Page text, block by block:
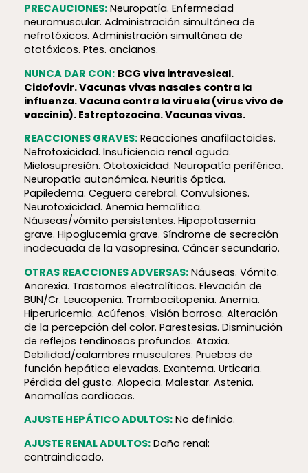
PRECAUCIONES:Neuropatía. Enfermedad
neuromuscular. Administración simultánea de
nefrotóxicos. Administración simultánea de
ototóxicos. Ptes. ancianos.
NUNCA DAR CON: BCG viva intravesical.
Cidofovir. Vacunas vivas nasales contra la
influenza. Vacuna contra la viruela (virus vivo de
vaccinia). Estreptozocina. Vacunas vivas.
REACCIONES GRAVES:Reacciones anafilactoides.
Nefrotoxicidad. Insuficiencia renal aguda.
Mielosupresión. Ototoxicidad. Neuropatía periférica.
Neuropatía autonómica. Neuritis óptica.
Papiledema. Ceguera cerebral. Convulsiones.
Neurotoxicidad. Anemia hemolítica.
Náuseas/vómito persistentes. Hipopotasemia
grave. Hipoglucemia grave. Síndrome de secreción
inadecuada de la vasopresina. Cáncer secundario.
OTRAS REACCIONES ADVERSAS:Náuseas. Vómito.
Anorexia. Trastornos electrolíticos. Elevación de
BUN/Cr. Leucopenia. Trombocitopenia. Anemia.
Hiperuricemia. Acúfenos. Visión borrosa. Alteración
de la percepción del color. Parestesias. Disminución
de reflejos tendinosos profundos. Ataxia.
Debilidad/calambres musculares. Pruebas de
función hepática elevadas. Exantema. Urticaria.
Pérdida del gusto. Alopecia. Malestar. Astenia.
Anomalías cardíacas.
AJUSTE HEPÁTICO ADULTOS:No definido.
AJUSTE RENAL ADULTOS:Daño renal:
contraindicado.